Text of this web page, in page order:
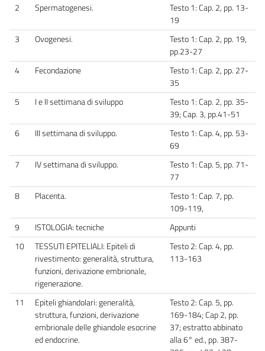
2 Spermatogenesi.
Testo 1: Cap. 2, pp. 13-
19
3
Ovogenesi.
Testo 1: Cap. 2, pp. 19,
pp.23-27
4
Fecondazione
Testo 1: Cap. 2, pp. 27-
35
5
I e II settimana di sviluppo
Testo 1: Cap. 2, pp. 35-
39; Cap. 3, pp.41-51
6
III settimana di sviluppo.
Testo 1: Cap. 4, pp. 53-
69
7
IV settimana di sviluppo.
Testo 1: Cap. 5, pp. 71-
77
8
Placenta.
Testo 1: Cap. 7, pp.
109-119,
9
ISTOLOGIA: tecniche
Appunti
10
TESSUTI EPITELIALI: Epiteli di
rivestimento: generalità, struttura,
funzioni, derivazione embrionale,
rigenerazione.
Testo 2: Cap. 4, pp.
113-163
11
Epiteli ghiandolari: generalità,
struttura, funzioni, derivazione
embrionale delle ghiandole esocrine
ed endocrine.
Testo 2: Cap. 5, pp.
169-184; Cap 2, pp.
37; estratto abbinato
alla 6° ed., pp. 387-